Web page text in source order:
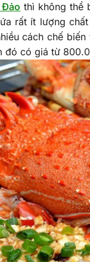
thì không thể
rất ít lượng
cách chế
đó có giá từ